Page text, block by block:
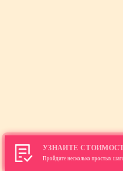
УЗНАЙТЕ
Пройдите несколько простых